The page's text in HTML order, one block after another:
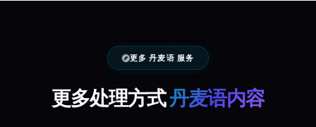
更多 丹麦语 服务
更多处理方式丹麦语内容